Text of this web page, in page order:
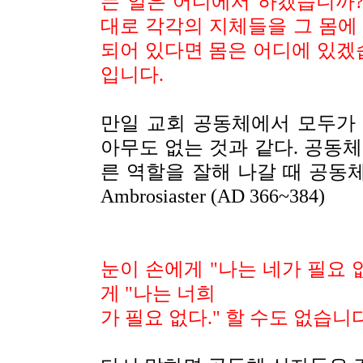
대로 각각의 지체들을 그 몸
되어 있다면 몸은 어디에 있
입니다.
만일 교회 공동체에서 모두
아무도 없는 것과 같다. 공동
른 역할을 잘해 나갈 때 공동
Ambrosiaster (AD 366~384)
눈이 손에게 "나는 네가 필요
게 "나는 너희
가 필요 없다." 할 수도 없습니